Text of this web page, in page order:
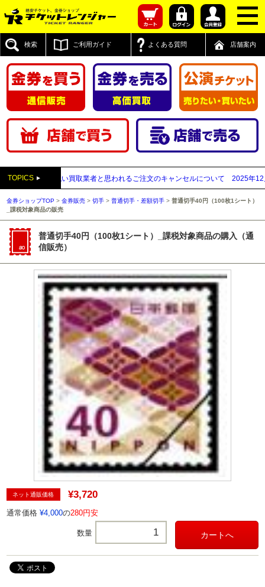
検索 ご利用ガイド よくある質問 店舗案内
TOPICS
付先が先払い買取業者と思われるご注文のキャンセルについて 2025年12月05日
金券ショップTOP >金券販売 >切手 >普通切手・差額切手 >普通切手40円（100枚1シート）
_課税対象商品の販売
普通切手40円（100枚1シート）_課税対象商品の購入（通
信販売）
ネット通販価格 ¥3,720
通常価格 ¥4,000の280円安
数量